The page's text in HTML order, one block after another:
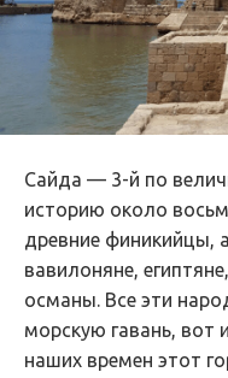
Сайда — 3-й по
историю около
древние финикийцы,
вавилоняне,
османы. Все эти
морскую гавань,
наших времен этот